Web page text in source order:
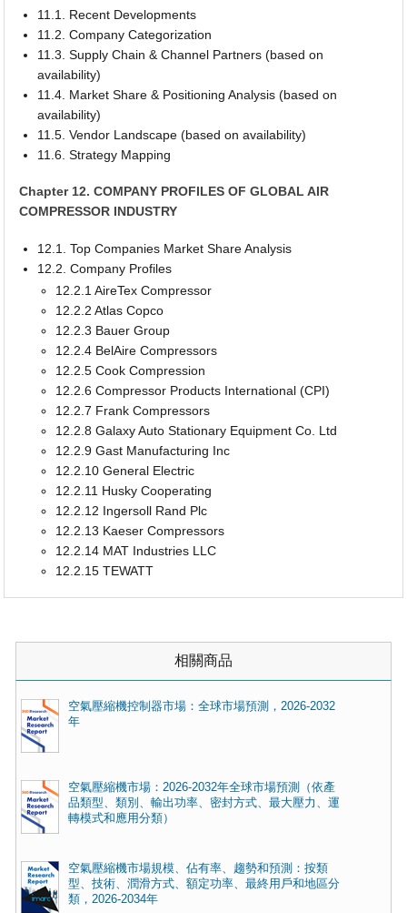
11.1. Recent Developments
11.2. Company Categorization
11.3. Supply Chain & Channel Partners (based on
availability)
11.4. Market Share & Positioning Analysis (based on
availability)
11.5. Vendor Landscape (based on availability)
11.6. Strategy Mapping
Chapter 12. COMPANY PROFILES OF GLOBAL AIR
COMPRESSOR INDUSTRY
12.1. Top Companies Market Share Analysis
12.2. Company Profiles
12.2.1 AireTex Compressor
12.2.2 Atlas Copco
12.2.3 Bauer Group
12.2.4 BelAire Compressors
12.2.5 Cook Compression
12.2.6 Compressor Products International (CPI)
12.2.7 Frank Compressors
12.2.8 Galaxy Auto Stationary Equipment Co. Ltd
12.2.9 Gast Manufacturing Inc
12.2.10 General Electric
12.2.11 Husky Cooperating
12.2.12 Ingersoll Rand Plc
12.2.13 Kaeser Compressors
12.2.14 MAT Industries LLC
12.2.15 TEWATT
相關商品
空氣壓縮機控制器市場：全球市場預測，2026-2032
年
空氣壓縮機市場：2026-2032年全球市場預測（依產
品類型、類別、輸出功率、密封方式、最大壓力、運
轉模式和應用分類）
空氣壓縮機市場規模、佔有率、趨勢和預測：按類
型、技術、潤滑方式、額定功率、最終用戶和地區分
類，2026-2034年